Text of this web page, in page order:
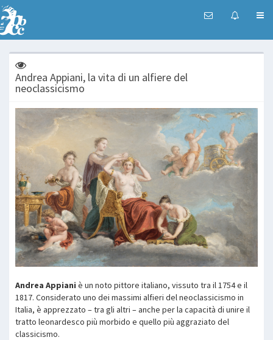
Andrea Appiani, la vita di un alfiere del
neoclassicismo
Andrea Appiani è un noto pittore italiano, vissuto tra il 1754 e il
1817. Considerato uno dei massimi alfieri del neoclassicismo in
Italia, è apprezzato – tra gli altri – anche per la capacità di unire il
tratto leonardesco più morbido e quello più aggraziato del
classicismo.